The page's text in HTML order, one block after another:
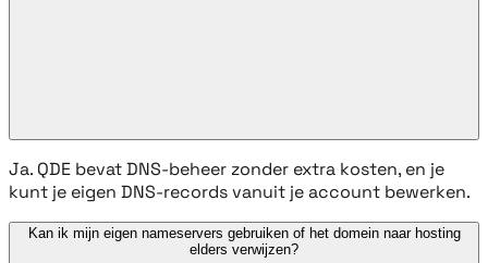
Ja. QDE bevat DNS-beheer zonder extra kosten, en je
kunt je eigen DNS-records vanuit je account bewerken.
Kan ik mijn eigen nameservers gebruiken of het domein naar hosting
elders verwijzen?